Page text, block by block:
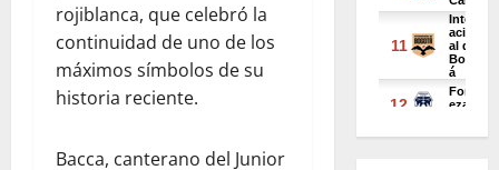
rojiblanca, que celebró la
continuidad de uno de los
máximos símbolos de su
historia reciente.
Bacca, canterano del Junior